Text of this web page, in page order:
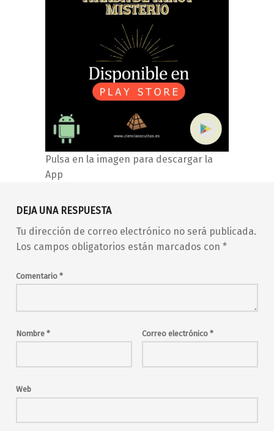
Pulsa en la imagen para descargar la
App
DEJA UNA RESPUESTA
Tu dirección de correo electrónico no será publicada.
Los campos obligatorios están marcados con *
Comentario *
Nombre * Correo electrónico *
Web